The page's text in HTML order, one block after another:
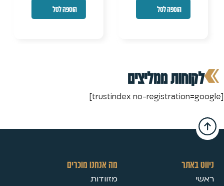
הוספה לסל הוספה לסל
לקוחות ממליצים
[trustindex no-registration=google]
ניווט באתר
ראשי
מה אנחנו מוכרים
מזוודות